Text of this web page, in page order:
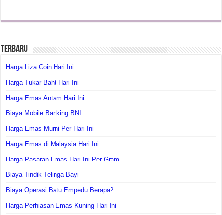
Terbaru
Harga Liza Coin Hari Ini
Harga Tukar Baht Hari Ini
Harga Emas Antam Hari Ini
Biaya Mobile Banking BNI
Harga Emas Murni Per Hari Ini
Harga Emas di Malaysia Hari Ini
Harga Pasaran Emas Hari Ini Per Gram
Biaya Tindik Telinga Bayi
Biaya Operasi Batu Empedu Berapa?
Harga Perhiasan Emas Kuning Hari Ini